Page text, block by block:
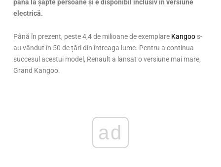
până la șapte persoane și e disponibil inclusiv în versiune
electrică.
Până în prezent, peste 4,4 de milioane de exemplare Kangoo s-
au vândut în 50 de țări din întreaga lume. Pentru a continua
succesul acestui model, Renault a lansat o versiune mai mare,
Grand Kangoo.
ad